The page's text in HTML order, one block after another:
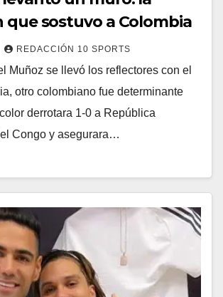
que sostuvo a Colombia
REDACCIÓN 10 SPORTS
Muñoz se llevó los reflectores con el
otro colombiano fue determinante
derrotara 1-0 a República
Congo y asegurara…